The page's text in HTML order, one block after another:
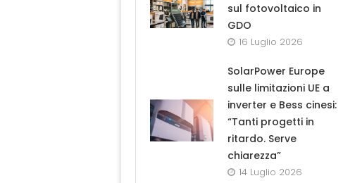
sul fotovoltaico in
GDO
16 Luglio 2026
SolarPower Europe
sulle limitazioni UE a
inverter e Bess cinesi:
“Tanti progetti in
ritardo. Serve
chiarezza”
14 Luglio 2026